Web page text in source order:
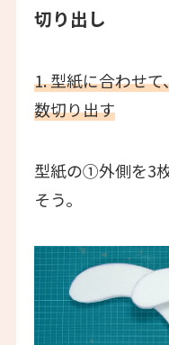
切り出し
1. 型紙に合わせ
数切り出す
型紙の①外側を3
そう。